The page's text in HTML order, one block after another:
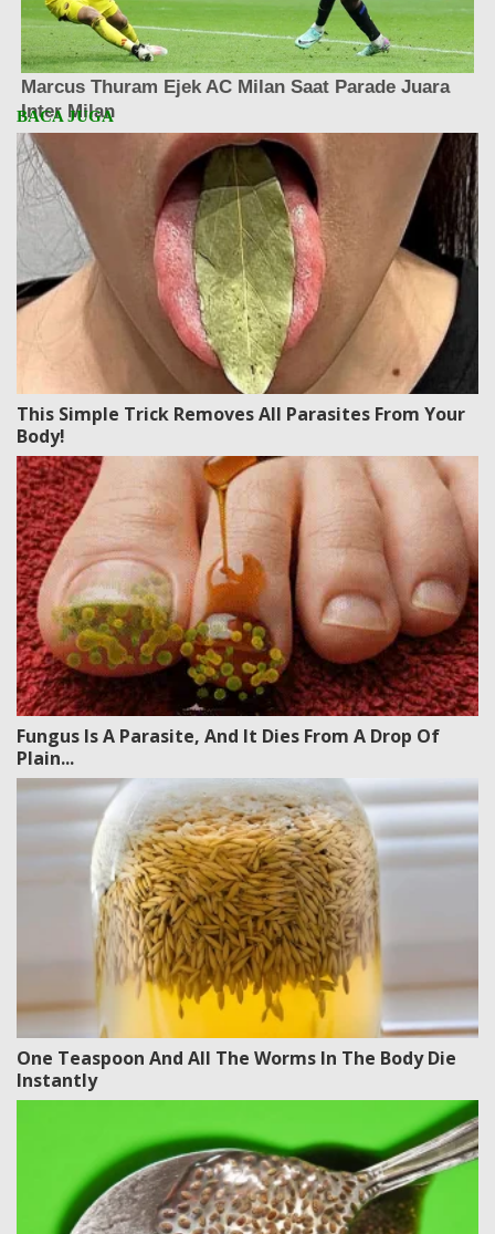
This Simple Trick Removes All Parasites From Your
Body!
Fungus Is A Parasite, And It Dies From A Drop Of
Plain...
One Teaspoon And All The Worms In The Body Die
Instantly